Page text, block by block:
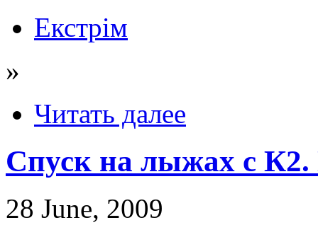
Екстрім
»
Читать далее
Спуск на лыжах с
28 June, 2009